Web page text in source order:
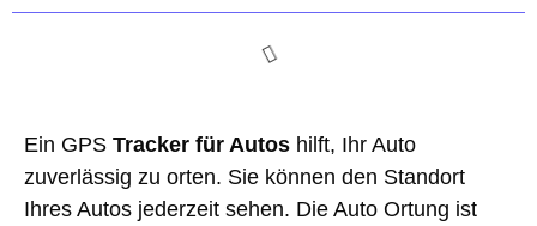
Ein GPS Tracker für Autos hilft, Ihr Auto
zuverlässig zu orten. Sie können den Standort
Ihres Autos jederzeit sehen. Die Auto Ortung ist